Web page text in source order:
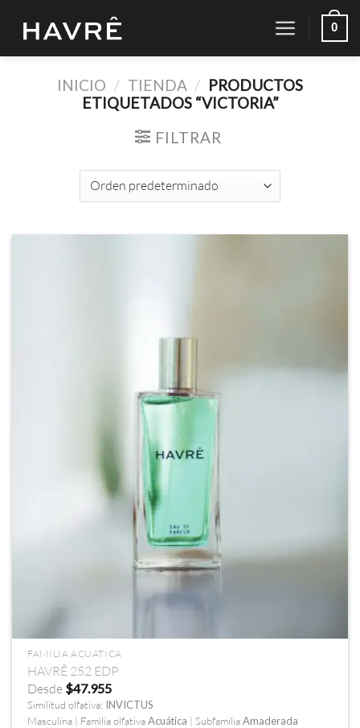
contenido
0
INICIO / TIENDA / PRODUCTOS
ETIQUETADOS “VICTORIA”
FILTRAR
FAMILIA ACUÁTICA
HAVRÊ 252 EDP
Desde $47.955
Similitud olfativa: INVICTUS
Masculina | Familia olfativaAcuática | SubfamiliaAmaderada